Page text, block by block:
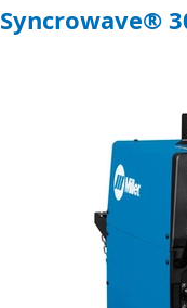
Syncrowave®